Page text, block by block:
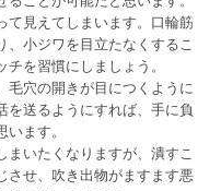
て見えてしまいます。口輪筋
、小ジワを目立たなくするこ
を習慣にしましょう。
毛穴の開きが目につくように
を送るようにすれば、手に負
ます。
いたくなりますが、潰すこ
させ、吹き出物がますます悪